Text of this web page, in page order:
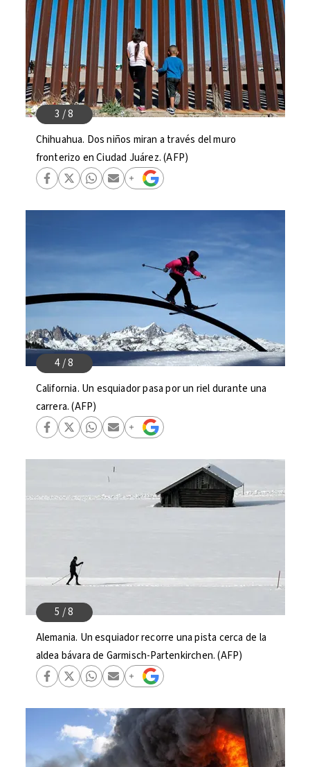
Chihuahua. Dos niños miran a través del muro
fronterizo en Ciudad Juárez. (AFP)
California. Un esquiador pasa por un riel durante una
carrera. (AFP)
Alemania. Un esquiador recorre una pista cerca de la
aldea bávara de Garmisch-Partenkirchen. (AFP)